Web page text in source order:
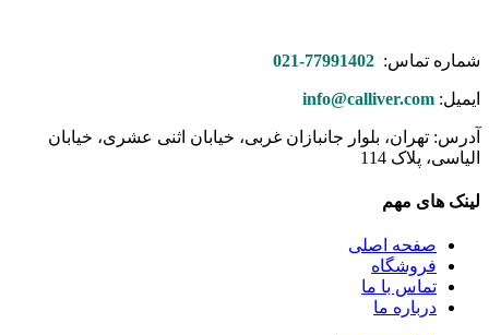
شماره تماس: 77991402-021
ایمیل: info@calliver.com
آدرس: تهران، بلوار جانبازان غربی، خیابان اثنی عشری، خیابان
الیاسی، پلاک 114
لینک های مهم
صفحه اصلی
فروشگاه
تماس با ما
درباره ما